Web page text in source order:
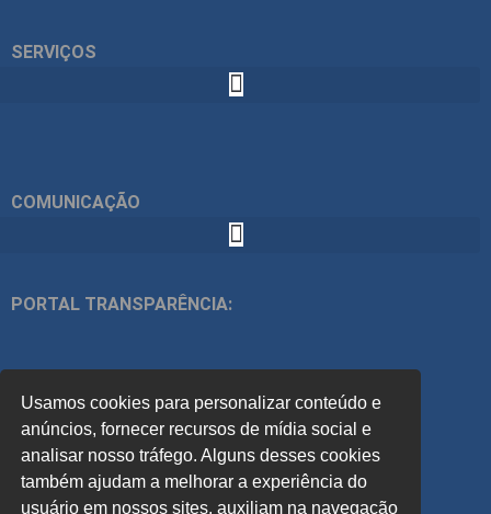
SERVIÇOS
COMUNICAÇÃO
PORTAL TRANSPARÊNCIA:
ACOMPANHE
PREVISÃO DO TEMPO:
Usamos cookies para personalizar conteúdo e
anúncios, fornecer recursos de mídia social e
analisar nosso tráfego. Alguns desses cookies
também ajudam a melhorar a experiência do
usuário em nossos sites, auxiliam na navegação